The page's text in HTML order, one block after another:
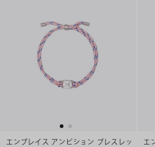
エンブレイス アンビション ブレスレッ
エ